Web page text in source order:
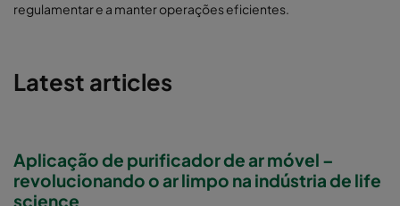
regulamentar e a manter operações eficientes.
Latest articles
Aplicação de purificador de ar móvel –
revolucionando o ar limpo na indústria de life
science